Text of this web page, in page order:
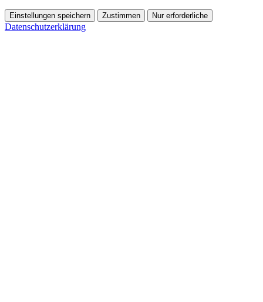
Einstellungen speichern Zustimmen Nur erforderliche
Datenschutzerklärung